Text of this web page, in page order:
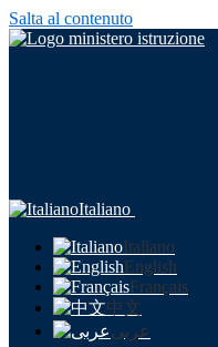
Salta al contenuto
Italiano
Italiano
English
Français
中文
عربى